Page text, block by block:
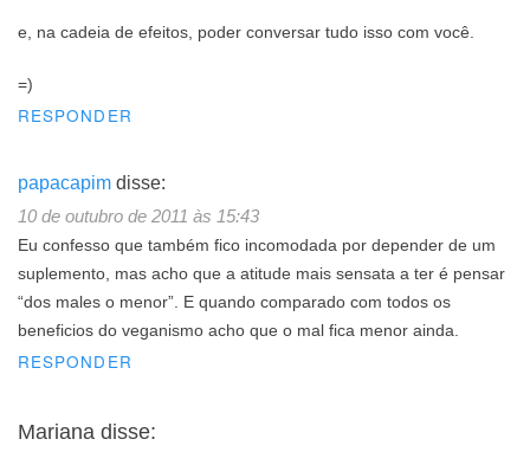
e, na cadeia de efeitos, poder conversar tudo isso com você.
=)
RESPONDER
papacapim disse:
10 de outubro de 2011 às 15:43
Eu confesso que também fico incomodada por depender de um
suplemento, mas acho que a atitude mais sensata a ter é pensar
“dos males o menor”. E quando comparado com todos os
beneficios do veganismo acho que o mal fica menor ainda.
RESPONDER
Mariana disse: